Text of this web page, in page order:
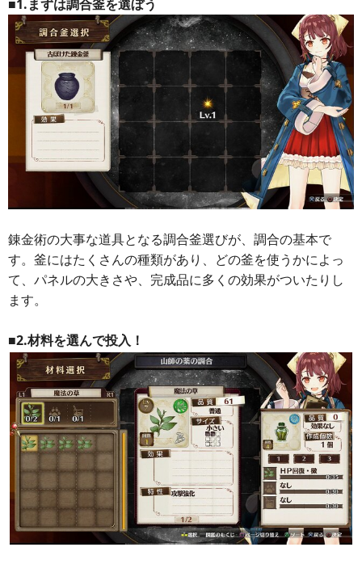
■1.まずは調合釜を選ぼう
錬金術の大事な道具となる調合釜選びが、調合の基本で
す。釜にはたくさんの種類があり、どの釜を使うかによっ
て、パネルの大きさや、完成品に多くの効果がついたりし
ます。
■2.材料を選んで投入！